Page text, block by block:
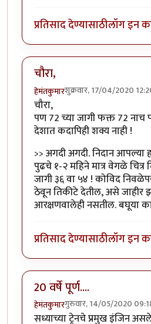
प्रतिसाद देण्यासाठीलॉग इन
चौरा,
हेमंतकुमारशुक्रवार, 17/04/2020
चौरा,
पण 72 च्या जागी फक्त 72 नाच
देशात कदापिही शक्य नाही !
>> अगदी अगदी. निदान आपल्या
पुढचे १-२ महिने मात्र वेगळे
जागी ३६ वा ५४ ! कोविद
ठेवून तिकीटे देतील, असे जाहीर
आरक्षणवालेही नसतील. बघूया
प्रतिसाद देण्यासाठीलॉग इन
20 वर्षे पूर्ण....
हेमंतकुमारगुरुवार, 14/05/2020
सध्याच्या ट्रेनचे प्रमुख इंजिन